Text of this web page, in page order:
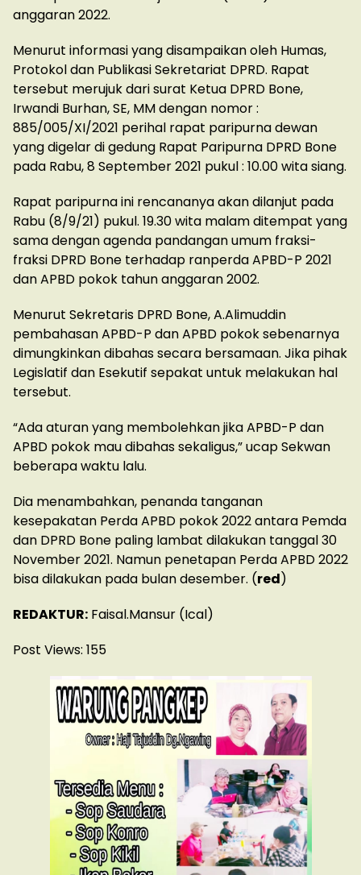
anggaran 2022.
Menurut informasi yang disampaikan oleh Humas,
Protokol dan Publikasi Sekretariat DPRD. Rapat
tersebut merujuk dari surat Ketua DPRD Bone,
Irwandi Burhan, SE, MM dengan nomor :
885/005/XI/2021 perihal rapat paripurna dewan
yang digelar di gedung Rapat Paripurna DPRD Bone
pada Rabu, 8 September 2021 pukul : 10.00 wita siang.
Rapat paripurna ini rencananya akan dilanjut pada
Rabu (8/9/21) pukul. 19.30 wita malam ditempat yang
sama dengan agenda pandangan umum fraksi-
fraksi DPRD Bone terhadap ranperda APBD-P 2021
dan APBD pokok tahun anggaran 2002.
Menurut Sekretaris DPRD Bone, A.Alimuddin
pembahasan APBD-P dan APBD pokok sebenarnya
dimungkinkan dibahas secara bersamaan. Jika pihak
Legislatif dan Esekutif sepakat untuk melakukan hal
tersebut.
“Ada aturan yang membolehkan jika APBD-P dan
APBD pokok mau dibahas sekaligus,” ucap Sekwan
beberapa waktu lalu.
Dia menambahkan, penanda tanganan
kesepakatan Perda APBD pokok 2022 antara Pemda
dan DPRD Bone paling lambat dilakukan tanggal 30
November 2021. Namun penetapan Perda APBD 2022
bisa dilakukan pada bulan desember. (red)
REDAKTUR: Faisal.Mansur (Ical)
Post Views: 155